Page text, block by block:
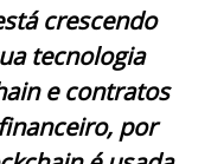
crescendo
tecnologia
e contratos
por